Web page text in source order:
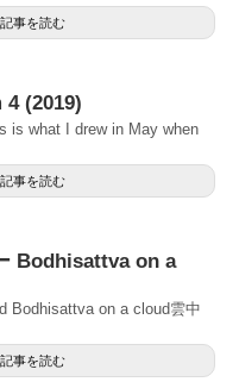
記事を読む
(2019)
is what I drew in May when
記事を読む
Bodhisattva on a
Bodhisattva on a cloud雲中
記事を読む